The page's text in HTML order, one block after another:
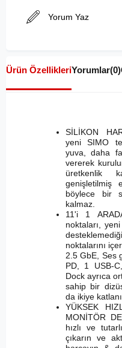
Yorum Yaz
Ürün ÖzellikleriYorumlar(0)
SİLİKON
yeni SIMO
yuva, daha
vererek
üretkenlik
genişletilmiş
böylece bir
kalmaz.
11'i 1
noktaları,
noktalarını
2.5 GbE, Ses
PD, 1 USB-
Dock ayrıca
sahip bir
da ikiye
YÜKSEK
MONİTÖR
hızlı ve
çıkarın ve